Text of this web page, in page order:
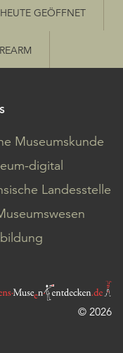
HEUTE GEÖFFNET
Museumskunde
digital
Landesstelle
© 2026